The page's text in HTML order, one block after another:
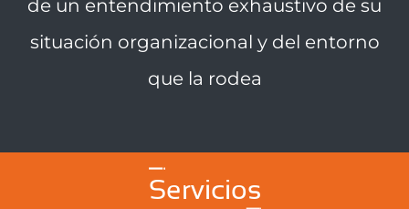
de un entendimiento exhaustivo de su
situación organizacional y del entorno
que la rodea
Servicios